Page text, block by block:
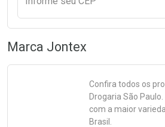
Marca Jontex
Confira todos os
Drogaria São
com a maior
Brasil.